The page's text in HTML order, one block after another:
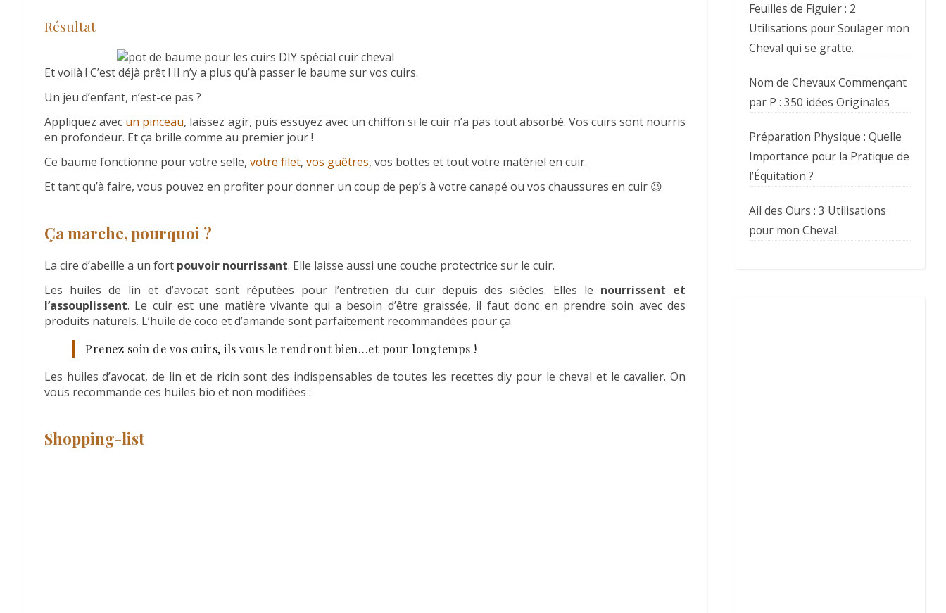
Résultat
Et voilà ! C’est déjà prêt ! Il n’y a plus qu’à passer le baume sur vos cuirs.
Un jeu d’enfant, n’est-ce pas ?
Appliquez avec un pinceau, laissez agir, puis essuyez avec un chiffon si le cuir n’a pas tout absorbé. Vos cuirs sont nourris
en profondeur. Et ça brille comme au premier jour !
Ce baume fonctionne pour votre selle, votre filet, vos guêtres, vos bottes et tout votre matériel en cuir.
Et tant qu’à faire, vous pouvez en profiter pour donner un coup de pep’s à votre canapé ou vos chaussures en cuir 😉
Ça marche, pourquoi ?
La cire d’abeille a un fort pouvoir nourrissant. Elle laisse aussi une couche protectrice sur le cuir.
Les huiles de lin et d’avocat sont réputées pour l’entretien du cuir depuis des siècles. Elles le nourrissent et
l’assouplissent. Le cuir est une matière vivante qui a besoin d’être graissée, il faut donc en prendre soin avec des
produits naturels. L’huile de coco et d’amande sont parfaitement recommandées pour ça.
Prenez soin de vos cuirs, ils vous le rendront bien…et pour longtemps !
Les huiles d’avocat, de lin et de ricin sont des indispensables de toutes les recettes diy pour le cheval et le cavalier. On
vous recommande ces huiles bio et non modifiées :
Shopping-list
Feuilles de Figuier : 2
Utilisations pour Soulager mon
Cheval qui se gratte.
Nom de Chevaux Commençant
par P : 350 idées Originales
Préparation Physique : Quelle
Importance pour la Pratique de
l’Équitation ?
Ail des Ours : 3 Utilisations
pour mon Cheval.